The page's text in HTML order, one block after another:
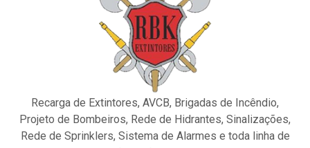
Recarga de Extintores, AVCB, Brigadas de Incêndio,
Projeto de Bombeiros, Rede de Hidrantes, Sinalizações,
Rede de Sprinklers, Sistema de Alarmes e toda linha de